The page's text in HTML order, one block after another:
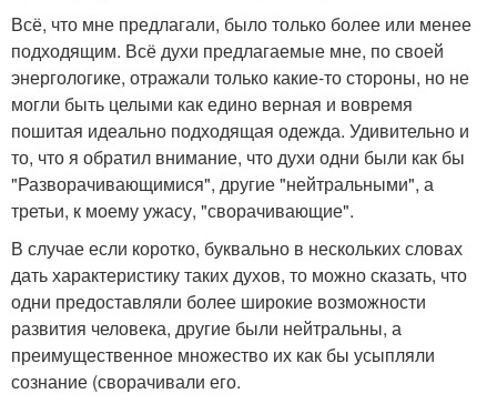
Всё, что мне предлагали, было только более или менее
подходящим. Всё духи предлагаемые мне, по своей
энергологике, отражали только какие-то стороны, но не
могли быть целыми как едино верная и вовремя
пошитая идеально подходящая одежда. Удивительно и
то, что я обратил внимание, что духи одни были как бы
"Разворачивающимися", другие "нейтральными", а
третьи, к моему ужасу, "сворачивающие".
В случае если коротко, буквально в нескольких словах
дать характеристику таких духов, то можно сказать, что
одни предоставляли более широкие возможности
развития человека, другие были нейтральны, а
преимущественное множество их как бы усыпляли
сознание (сворачивали его.